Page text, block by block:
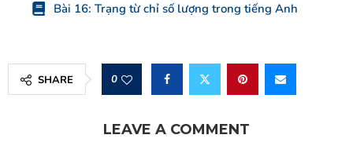
Bài 16: Trạng từ chỉ số lượng trong tiếng Anh
SHARE 0
LEAVE A COMMENT